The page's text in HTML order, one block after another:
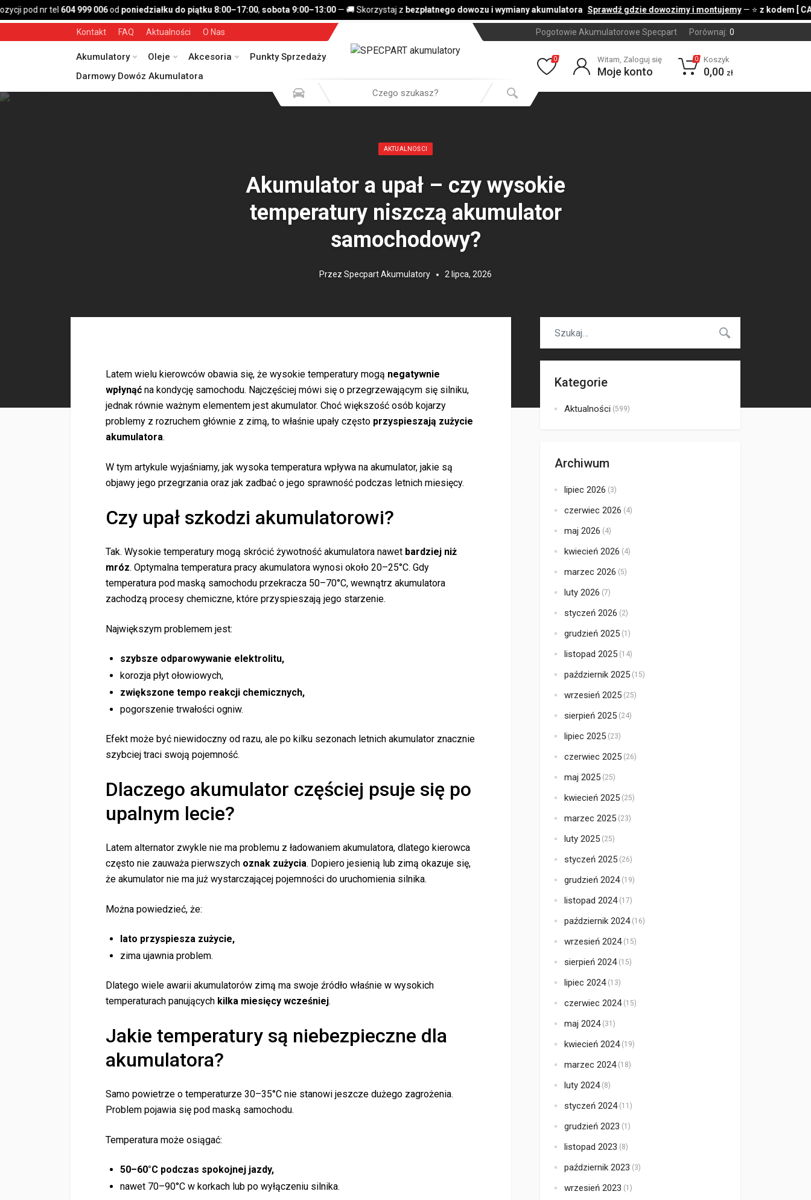
pod nr tel604 999 006odponiedziałku do piątku 8:00–17:00,sobota 9:00–13:00— 🚚 Skorzystaj zbezpłatnego dowozu i wymiany akumulatora Sprawdź gdzie dowozimy i montujemy— ⭐z kodem [
Kontakt FAQ Aktualności O Nas Pogotowie Akumulatorowe Specpart Porównaj: 0
Akumulatory Oleje Akcesoria
Punkty Sprzedaży
Darmowy Dowóz Akumulatora
0 Witam, Zaloguj się
Moje konto
0 Koszyk
0,00 zł
AKTUALNOŚCI
Akumulator a upał – czy wysokie
temperatury niszczą akumulator
samochodowy?
Przez Specpart Akumulatory 2 lipca, 2026
Latem wielu kierowców obawia się, że wysokie temperatury mogą negatywnie
wpłynąć na kondycję samochodu. Najczęściej mówi się o przegrzewającym się silniku,
jednak równie ważnym elementem jest akumulator. Choć większość osób kojarzy
problemy z rozruchem głównie z zimą, to właśnie upały często przyspieszają zużycie
akumulatora.
W tym artykule wyjaśniamy, jak wysoka temperatura wpływa na akumulator, jakie są
objawy jego przegrzania oraz jak zadbać o jego sprawność podczas letnich miesięcy.
Czy upał szkodzi akumulatorowi?
Tak. Wysokie temperatury mogą skrócić żywotność akumulatora nawet bardziej niż
mróz. Optymalna temperatura pracy akumulatora wynosi około 20–25°C. Gdy
temperatura pod maską samochodu przekracza 50–70°C, wewnątrz akumulatora
zachodzą procesy chemiczne, które przyspieszają jego starzenie.
Największym problemem jest:
szybsze odparowywanie elektrolitu,
korozja płyt ołowiowych,
zwiększone tempo reakcji chemicznych,
pogorszenie trwałości ogniw.
Efekt może być niewidoczny od razu, ale po kilku sezonach letnich akumulator znacznie
szybciej traci swoją pojemność.
Dlaczego akumulator częściej psuje się po
upalnym lecie?
Latem alternator zwykle nie ma problemu z ładowaniem akumulatora, dlatego kierowca
często nie zauważa pierwszych oznak zużycia. Dopiero jesienią lub zimą okazuje się,
że akumulator nie ma już wystarczającej pojemności do uruchomienia silnika.
Można powiedzieć, że:
lato przyspiesza zużycie,
zima ujawnia problem.
Dlatego wiele awarii akumulatorów zimą ma swoje źródło właśnie w wysokich
temperaturach panujących kilka miesięcy wcześniej.
Jakie temperatury są niebezpieczne dla
akumulatora?
Samo powietrze o temperaturze 30–35°C nie stanowi jeszcze dużego zagrożenia.
Problem pojawia się pod maską samochodu.
Temperatura może osiągać:
50–60°C podczas spokojnej jazdy,
nawet 70–90°C w korkach lub po wyłączeniu silnika.
Kategorie
Aktualności (599)
Archiwum
lipiec 2026 (3)
czerwiec 2026 (4)
maj 2026 (4)
kwiecień 2026 (4)
marzec 2026 (5)
luty 2026 (7)
styczeń 2026 (2)
grudzień 2025 (1)
listopad 2025 (14)
październik 2025 (15)
wrzesień 2025 (25)
sierpień 2025 (24)
lipiec 2025 (23)
czerwiec 2025 (26)
maj 2025 (25)
kwiecień 2025 (25)
marzec 2025 (23)
luty 2025 (25)
styczeń 2025 (26)
grudzień 2024(19)
listopad 2024(17)
październik 2024(16)
wrzesień 2024(15)
sierpień 2024(15)
lipiec 2024(13)
czerwiec 2024(15)
maj 2024(31)
kwiecień 2024(19)
marzec 2024(18)
luty 2024(8)
styczeń 2024(11)
grudzień 2023 (1)
listopad 2023 (8)
październik 2023 (3)
wrzesień 2023 (1)